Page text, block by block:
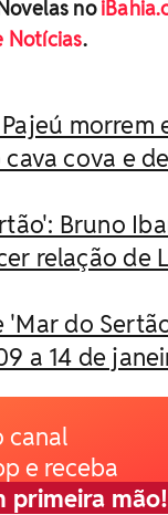
no
Notícias.
morrem
cova e
Bruno
relação de
'Mar do
a 14 de
canal
e receba
primeira mão!